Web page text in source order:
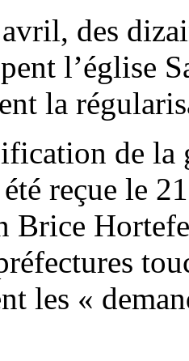
des
l’église
la
de la
reçue le
Brice
les «